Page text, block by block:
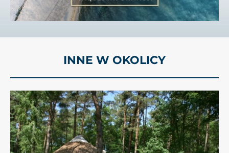
INNE W OKOLICY